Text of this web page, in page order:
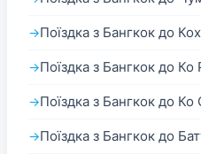
Поїздка з Бангкок до
Поїздка з Бангкок до Ко
Поїздка з Бангкок до Ко
Поїздка з Бангкок до